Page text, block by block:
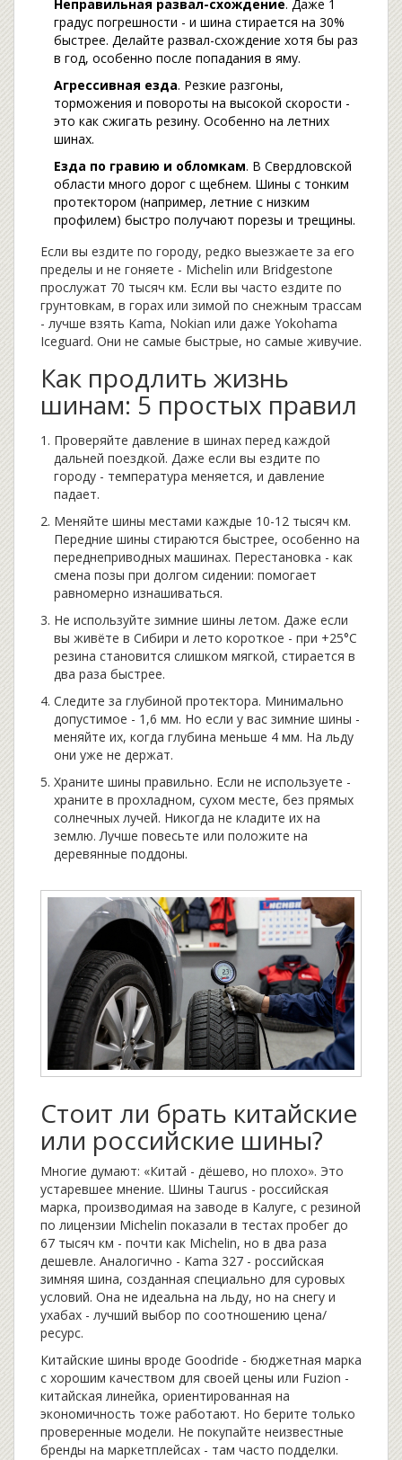
Неправильная развал-схождение. Даже 1
градус погрешности - и шина стирается на 30%
быстрее. Делайте развал-схождение хотя бы раз
в год, особенно после попадания в яму.
Агрессивная езда. Резкие разгоны,
торможения и повороты на высокой скорости -
это как сжигать резину. Особенно на летних
шинах.
Езда по гравию и обломкам. В Свердловской
области много дорог с щебнем. Шины с тонким
протектором (например, летние с низким
профилем) быстро получают порезы и трещины.
Если вы ездите по городу, редко выезжаете за его
пределы и не гоняете - Michelin или Bridgestone
прослужат 70 тысяч км. Если вы часто ездите по
грунтовкам, в горах или зимой по снежным трассам
- лучше взять Kama, Nokian или даже Yokohama
Iceguard. Они не самые быстрые, но самые живучие.
Как продлить жизнь
шинам: 5 простых правил
Проверяйте давление в шинах перед каждой
дальней поездкой. Даже если вы ездите по
городу - температура меняется, и давление
падает.
Меняйте шины местами каждые 10-12 тысяч км.
Передние шины стираются быстрее, особенно на
переднеприводных машинах. Перестановка - как
смена позы при долгом сидении: помогает
равномерно изнашиваться.
Не используйте зимние шины летом. Даже если
вы живёте в Сибири и лето короткое - при +25°C
резина становится слишком мягкой, стирается в
два раза быстрее.
Следите за глубиной протектора. Минимально
допустимое - 1,6 мм. Но если у вас зимние шины -
меняйте их, когда глубина меньше 4 мм. На льду
они уже не держат.
Храните шины правильно. Если не используете -
храните в прохладном, сухом месте, без прямых
солнечных лучей. Никогда не кладите их на
землю. Лучше повесьте или положите на
деревянные поддоны.
Стоит ли брать китайские
или российские шины?
Многие думают: «Китай - дёшево, но плохо». Это
устаревшее мнение. Шины Taurus - российская
марка, производимая на заводе в Калуге, с резиной
по лицензии Michelin показали в тестах пробег до
67 тысяч км - почти как Michelin, но в два раза
дешевле. Аналогично - Kama 327 - российская
зимняя шина, созданная специально для суровых
условий. Она не идеальна на льду, но на снегу и
ухабах - лучший выбор по соотношению цена/
ресурс.
Китайские шины вроде Goodride - бюджетная марка
с хорошим качеством для своей цены или Fuzion -
китайская линейка, ориентированная на
экономичность тоже работают. Но берите только
проверенные модели. Не покупайте неизвестные
бренды на маркетплейсах - там часто подделки.